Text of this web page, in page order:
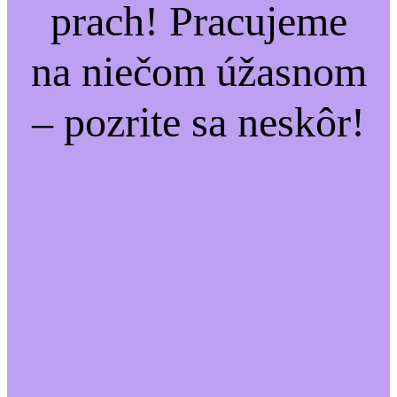
prach! Pracujeme
na niečom úžasnom
– pozrite sa neskôr!